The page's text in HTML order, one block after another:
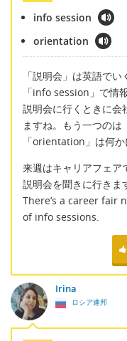
info session
orientation
「説明会」は英語で
「info session」で情
説明会に行くときに会
ますね。もう一つの
「orientation」は何か
来週はキャリアフェア
説明会を聞きに行きま
There’s a career fair
of info sessions.
Irina
ロシア連邦